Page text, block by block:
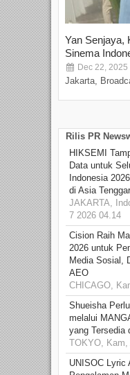
Yan Senjaya,
Sinema
Dec 22, 2025
Jakarta,
Rilis PR
HIKSEMI
Data untuk
Indonesia
di Asia
JAKARTA,
7 2026 04.14
Cision Raih
2026 untuk
Media Sosial,
AEO
CHICAGO,
Shueisha
melalui
yang Tersedia
TOKYO, Kam,
UNISOC Lyric